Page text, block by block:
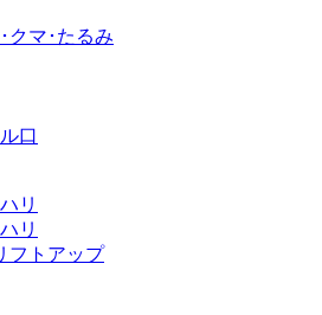
クマ･たるみ
口
リ
リ
フトアップ